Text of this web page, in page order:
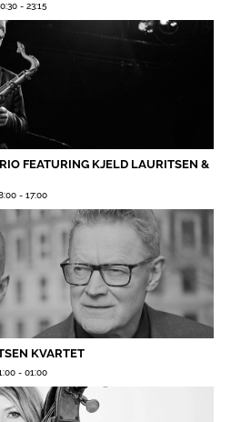
- 23:15
FEATURING KJELD LAURITSEN &
- 17:00
KVARTET
- 01:00